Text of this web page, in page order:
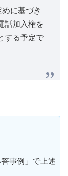
に基づき
話加入権を
する予定で
事例」で上述